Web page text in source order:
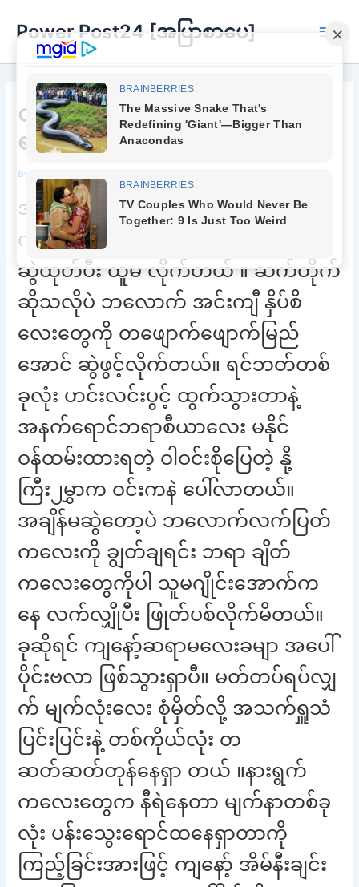
content
Power Post24 [အပြာစာပေ]
Main
ထိန်းမရတော့လို့ပါ ဆရာမလေး
ရယ်
By
အပ် ချုပ်စက်ခုံ ကို ကွယ်ပီး ထိုင်နေတဲ့
ကိုယ်လုံး အိထွေးထွေးလေးကို အတင်း
ဆွဲထုတ်ပီး ထူမ လိုက်တယ် ။ ဆက်တိုက်
ဆိုသလိုပဲ ဘလောက် အင်းကျီ နှိပ်စိ
လေးတွေကို တဖျောက်ဖျောက်မြည်
အောင် ဆွဲဖွင့်လိုက်တယ်။ ရင်ဘတ်တစ်
ခုလုံး ဟင်းလင်းပွင့် ထွက်သွားတာနဲ့
အနက်ရောင်ဘရာစီယာလေး မနိုင်
ဝန်ထမ်းထားရတဲ့ ဝါဝင်းစိုပြေတဲ့ နို့
ကြီး၂မွှာက ဝင်းကနဲ ပေါ်လာတယ်။
အချိန်မဆွဲတော့ပဲ ဘလောက်လက်ပြတ်
ကလေးကို ချွတ်ချရင်း ဘရာ ချိတ်
ကလေးတွေကိုပါ သူမဂျိုင်းအောက်က
နေ လက်လျှိုပီး ဖြုတ်ပစ်လိုက်မိတယ်။
ခုဆိုရင် ကျနော့်ဆရာမလေးခမျာ အပေါ်
ပိုင်းဗလာ ဖြစ်သွားရှာပီ။ မတ်တပ်ရပ်လျှ
က် မျက်လုံးလေး စုံမှိတ်လို့ အသက်ရှူသံ
ပြင်းပြင်းနဲ့ တစ်ကိုယ်လုံး တ
ဆတ်ဆတ်တုန်နေရှာ တယ် ။နားရွက်
ကလေးတွေက နီရဲနေတာ မျက်နာတစ်ခု
လုံး ပန်းသွေးရောင်ထနေရှာတာကို
ကြည့်ခြင်းအားဖြင့် ကျနော့် အိမ်နီးချင်း